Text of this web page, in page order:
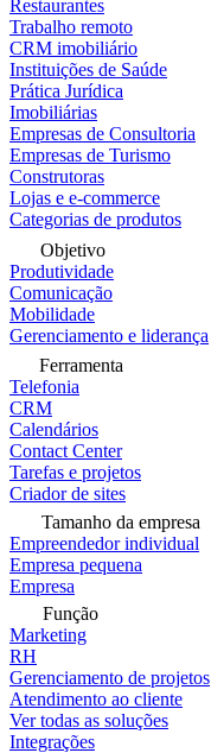
Restaurantes
Trabalho remoto
CRM imobiliário
Instituições de Saúde
Prática Jurídica
Imobiliárias
Empresas de Consultoria
Empresas de Turismo
Construtoras
Lojas e e-commerce
Categorias de produtos
Objetivo
Produtividade
Comunicação
Mobilidade
Gerenciamento e liderança
Ferramenta
Telefonia
CRM
Calendários
Contact Center
Tarefas e projetos
Criador de sites
Tamanho da empresa
Empreendedor individual
Empresa pequena
Empresa
Função
Marketing
RH
Gerenciamento de projetos
Atendimento ao cliente
Ver todas as soluções
Integrações